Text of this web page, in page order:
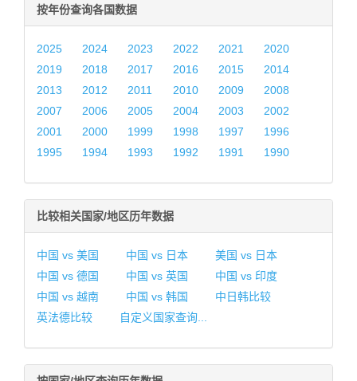
按年份查询各国数据
2025 2024 2023 2022 2021
2020
2019
2018 2017 2016 2015
2014
2013
2012 2011 2010 2009
2008
2007
2006 2005 2004 2003
2002
2001
2000 1999 1998 1997
1996
1995
1994 1993 1992 1991 1990
比较相关国家/地区历年数据
中国 vs 美国 中国 vs 日本
美国 vs 日本
中国 vs 德国
中国 vs 英国
中国 vs 印度
中国 vs 越南
中国 vs 韩国
中日韩比较
英法德比较
自定义国家查询...